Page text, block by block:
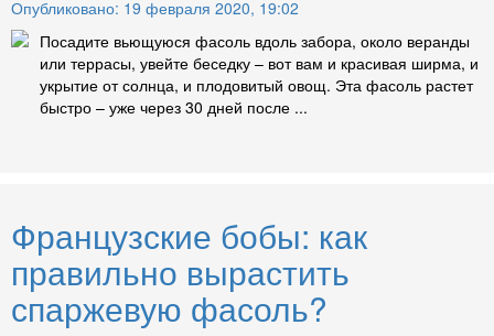
Опубликовано: 19 февраля 2020, 19:02
Посадите вьющуюся фасоль вдоль забора, около веранды
или террасы, увейте беседку – вот вам и красивая ширма, и
укрытие от солнца, и плодовитый овощ. Эта фасоль растет
быстро – уже через 30 дней после ...
Французские бобы: как
правильно вырастить
спаржевую фасоль?